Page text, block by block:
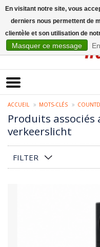
ACCUEIL MOTS-CLÉS
Produits
verkeerslicht
FILTER
En visitant notre site, vous
derniers nous permettent de
clientèle et son utilisation de
Masquer ce message